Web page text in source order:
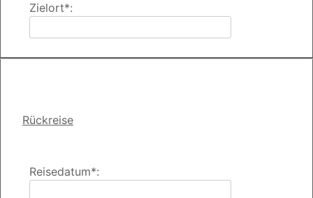
Zielort*:
Rückreise
Reisedatum*: